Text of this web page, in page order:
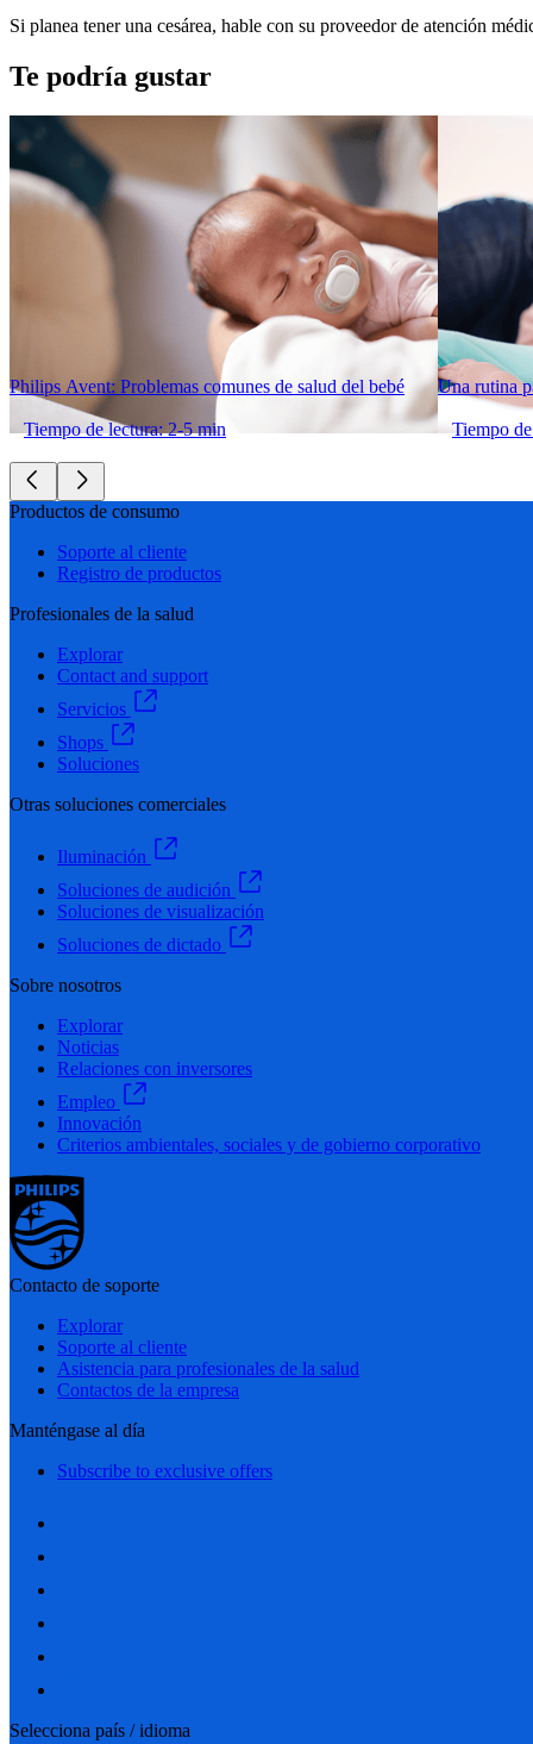
Si planea tener una cesárea, hable con su proveedor de atención
Te podría gustar
Philips Avent: Problemas comunes de salud del bebé
Tiempo de lectura: 2-5 min
Una rutina
Tiempo
Productos de consumo
Soporte al cliente
Registro de productos
Profesionales de la salud
Explorar
Contact and support
Servicios
Shops
Soluciones
Otras soluciones comerciales
Iluminación
Soluciones de audición
Soluciones de visualización
Soluciones de dictado
Sobre nosotros
Explorar
Noticias
Relaciones con inversores
Empleo
Innovación
Criterios ambientales, sociales y de gobierno corporativo
Contacto de soporte
Explorar
Soporte al cliente
Asistencia para profesionales de la salud
Contactos de la empresa
Manténgase al día
Subscribe to exclusive offers
Selecciona país / idioma